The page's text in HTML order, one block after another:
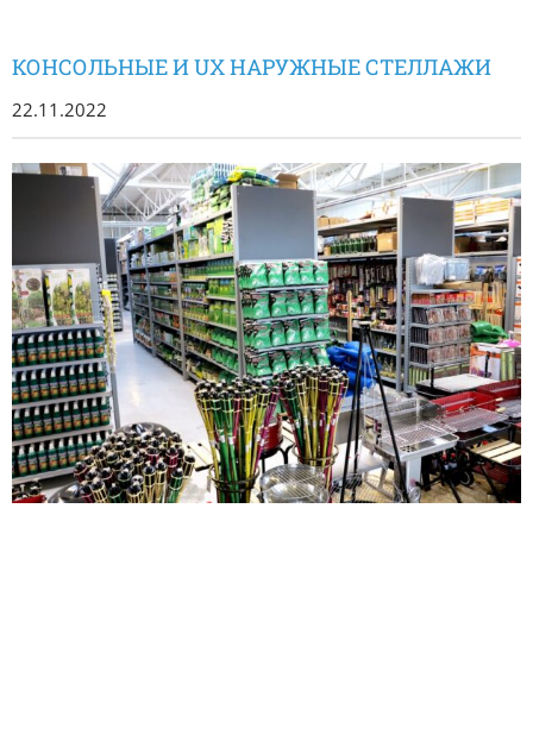
КОНСОЛЬНЫЕ И UX НАРУЖНЫЕ СТЕЛЛАЖИ
22.11.2022